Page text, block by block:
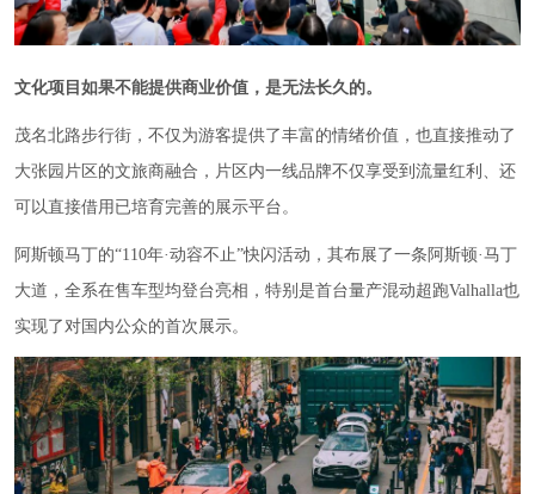
文化项目如果不能提供商业价值，是无法长久的。
茂名北路步行街，不仅为游客提供了丰富的情绪价值，也直接推动了
大张园片区的文旅商融合，片区内一线品牌不仅享受到流量红利、还
可以直接借用已培育完善的展示平台。
阿斯顿马丁的“110年·动容不止”快闪活动，其布展了一条阿斯顿·马丁
大道，全系在售车型均登台亮相，特别是首台量产混动超跑Valhalla也
实现了对国内公众的首次展示。